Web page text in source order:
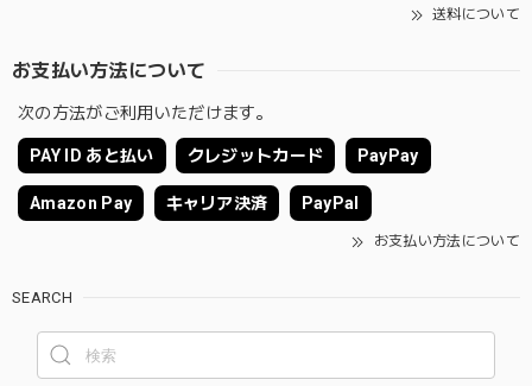
送料について
お支払い方法について
次の方法がご利用いただけます。
PAY ID あと払い クレジットカード PayPay
Amazon Pay キャリア決済 PayPal
お支払い方法について
SEARCH